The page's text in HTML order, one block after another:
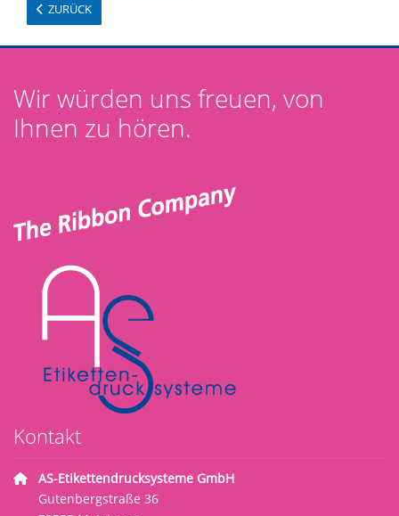
ZURÜCK
Wir würden uns freuen, von
Ihnen zu hören.
Kontakt
AS-Etikettendrucksysteme GmbH
Gutenbergstraße 36